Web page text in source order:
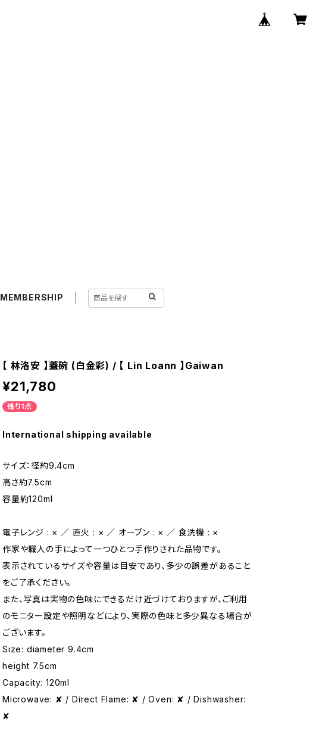
MEMBERSHIP
【 林洛安 】蓋碗 (白金彩) / 【 Lin Loann 】Gaiwan
¥21,780
残り1点
International shipping available
サイズ：径約9.4cm
高さ約7.5cm
容量約120ml
電子レンジ : × ／ 直火 : × ／ オーブン : × ／ 食洗機 : ×
作家や職人の手によって一つひとつ手作りされた品物です。
表示されているサイズや容量は目安であり、多少の誤差があること
をご了承ください。
また、写真は実物の色味にできるだけ近づけておりますが、ご利用
のモニター設定や照明などにより、実際の色味と多少異なる場合が
ございます。
Size: diameter 9.4cm
height 7.5cm
Capacity: 120ml
Microwave: ✘ / Direct Flame: ✘ / Oven: ✘ / Dishwasher:
✘